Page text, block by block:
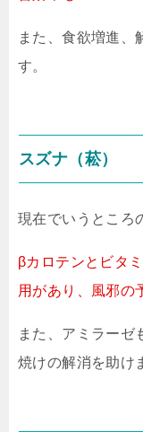
また、食欲増進、
す。
スズナ（菘）
現在でいうところ
βカロテンとビタ
用があり、風邪の
また、アミラーゼ
焼けの解消を助け